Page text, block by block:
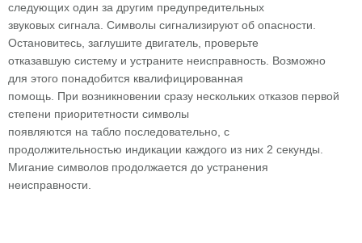
следующих один за другим предупредительных
звуковых сигнала. Символы сигнализируют об опасности.
Остановитесь, заглушите двигатель, проверьте
отказавшую систему и устраните неисправность. Возможно
для этого понадобится квалифицированная
помощь. При возникновении сразу нескольких отказов первой
степени приоритетности символы
появляются на табло последовательно, с
продолжительностью индикации каждого из них 2 секунды.
Мигание символов продолжается до устранения
неисправности.